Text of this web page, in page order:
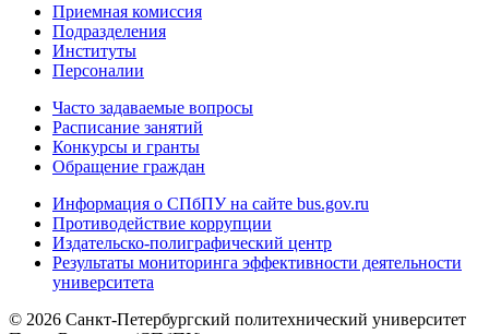
Приемная комиссия
Подразделения
Институты
Персоналии
Часто задаваемые вопросы
Расписание занятий
Конкурсы и гранты
Обращение граждан
Информация о СПбПУ на сайте bus.gov.ru
Противодействие коррупции
Издательско-полиграфический центр
Результаты мониторинга эффективности деятельности
университета
© 2026 Санкт-Петербургский политехнический университет